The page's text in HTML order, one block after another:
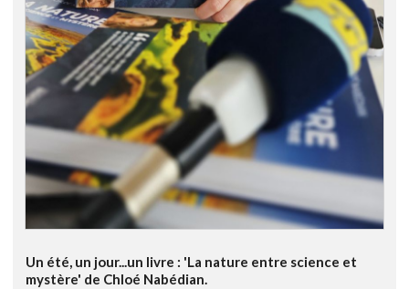
Un été, un jour...un livre : 'La nature entre science et
mystère' de Chloé Nabédian.